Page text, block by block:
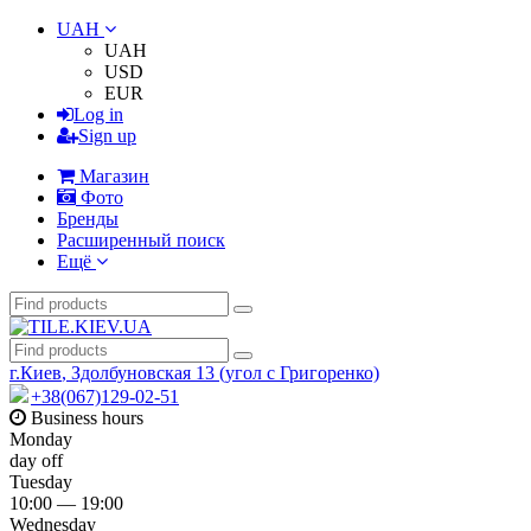
UAH
UAH
USD
EUR
Log in
Sign up
Магазин
Фото
Бренды
Расширенный поиск
Ещё
г.Киев, Здолбуновская 13 (угол с Григоренко)
+38(067)129-02-51
Business hours
Monday
day off
Tuesday
10:00 — 19:00
Wednesday